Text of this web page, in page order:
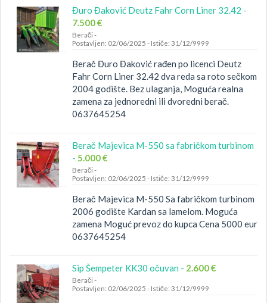
Đuro Đaković Deutz Fahr Corn Liner 32.42 -
7.500 €
Berači -
Postavljen: 02/06/2025 - Ističe: 31/12/9999
Berač Đuro Đaković rađen po licenci Deutz
Fahr Corn Liner 32.42 dva reda sa roto sečkom
2004 godište. Bez ulaganja, Moguća realna
zamena za jednoredni ili dvoredni berač.
0637645254
Berač Majevica M-550 sa fabričkom turbinom
- 5.000 €
Berači -
Postavljen: 02/06/2025 - Ističe: 31/12/9999
Berač Majevica M-550 Sa fabričkom turbinom
2006 godište Kardan sa lamelom. Moguća
zamena Moguć prevoz do kupca Cena 5000 eur
0637645254
Sip Šempeter KK30 očuvan - 2.600 €
Berači -
Postavljen: 02/06/2025 - Ističe: 31/12/9999